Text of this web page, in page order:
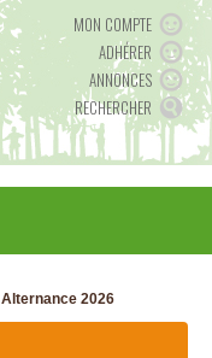
MON COMPTE
ADHÉRER
ANNONCES
RECHERCHER
Alternance 2026